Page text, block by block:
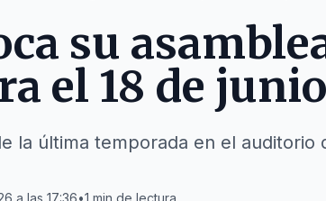
su
el 18 de junio
la última temporada en el auditorio
a las 17:36•1 min de lectura